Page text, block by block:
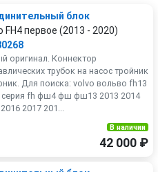
блок
FH4 первое (2013 - 2020)
оригинал. Коннектор
трубок на насос тройник
Для поиска: volvo вольво fh13
серия fh фш4 фш фш13 2013 2014
2017 201...
В наличии
42 000 ₽